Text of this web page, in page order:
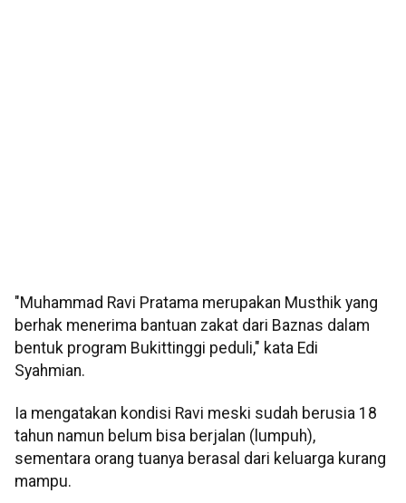
"Muhammad Ravi Pratama merupakan Musthik yang
berhak menerima bantuan zakat dari Baznas dalam
bentuk program Bukittinggi peduli," kata Edi
Syahmian.
Ia mengatakan kondisi Ravi meski sudah berusia 18
tahun namun belum bisa berjalan (lumpuh),
sementara orang tuanya berasal dari keluarga kurang
mampu.